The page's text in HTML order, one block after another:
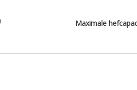
Maximale